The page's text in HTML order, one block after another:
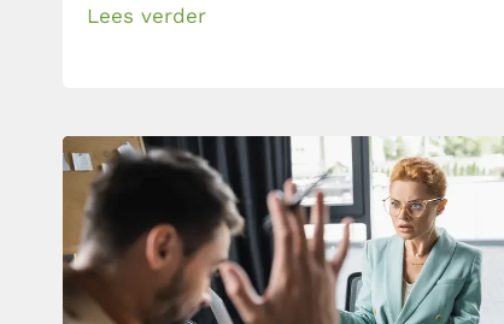
leiderschap theorie. Krijg tips en
Lees verder